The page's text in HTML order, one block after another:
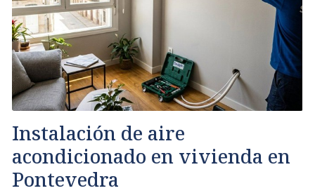
Instalación de aire
acondicionado en vivienda en
Pontevedra